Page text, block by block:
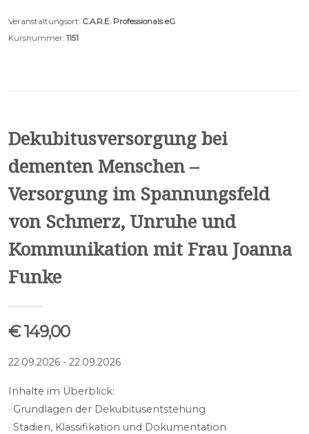
Veranstaltungsort: C.A.R.E. Professionals eG
Kursnummer: 1151
Dekubitusversorgung bei
dementen Menschen –
Versorgung im Spannungsfeld
von Schmerz, Unruhe und
Kommunikation mit Frau Joanna
Funke
€ 149,00
22.09.2026 - 22.09.2026
Inhalte im Überblick:
· Grundlagen der Dekubitusentstehung
· Stadien, Klassifikation und Dokumentation